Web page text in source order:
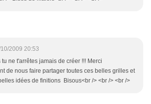
2009 20:53
tu ne t'arrêtes jamais de créer !!! Merci
de nous faire partager toutes ces belles grilles et
idées de finitions Bisous<br /> <br /> <br />